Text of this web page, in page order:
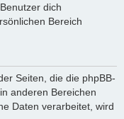
dich
Bereich
Seiten, die die phpBB-
anderen Bereichen
Daten verarbeitet, wird